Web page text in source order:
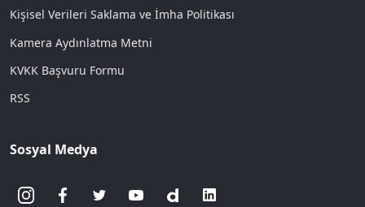
Kişisel Verileri Saklama ve İmha Politikası
Kamera Aydınlatma Metni
KVKK Başvuru Formu
RSS
Sosyal Medya